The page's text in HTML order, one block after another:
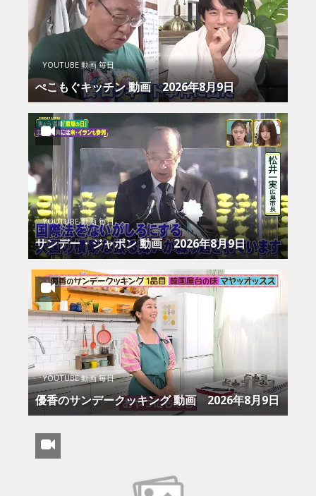
YOUTUBE 動画 毎日
ぺこもぐキッチン 動画 2026年8月9日
YOUTUBE 動画 毎日
サンデー・ジャポン 動画 2026年8月9日
YOUTUBE 動画 毎日
優香のサンデークッキング 動画 2026年8月9日